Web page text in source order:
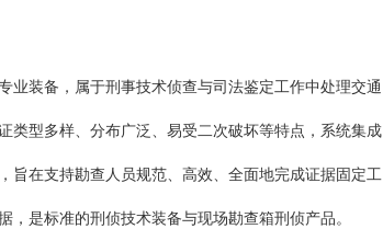
装备，属于刑事技术侦查与司法鉴定工作中处理交通
类型多样、分布广泛、易受二次破坏等特点，系统集成
旨在支持勘查人员规范、高效、全面地完成证据固定工
是标准的刑侦技术装备与现场勘查箱刑侦产品。